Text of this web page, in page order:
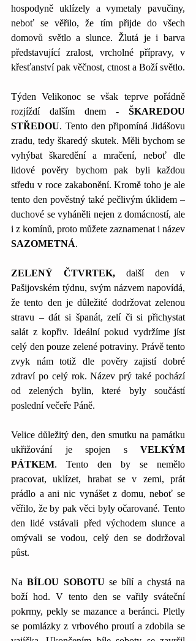
hospodyně uklízely a vymetaly pavučiny,
neboť se věřilo, že tím přijde do všech
domovů světlo a slunce. Žlutá je i barva
představující zralost, vrcholné přípravy, v
křesťanství pak věčnost, ctnost a Boží světlo.
Týden Velikonoc se však teprve pořádně
rozjíždí dalším dnem - ŠKAREDOU
STŘEDOU. Tento den připomíná Jidášovu
zradu, tedy škaredý skutek. Měli bychom se
vyhýbat škaredění a mračení, neboť dle
lidové pověry bychom pak byli každou
středu v roce zakabonění. Kromě toho je ale
tento den pověstný také pečlivým úklidem –
duchové se vyháněli nejen z domácností, ale
SAZOMETNÁ.
ZELENÝ ČTVRTEK, další den v
Pašijovském týdnu, svým názvem napovídá,
že tento den je důležité dodržovat zelenou
stravu – dát si španát, zelí či si přichystat
salát z kopřiv. Ideální pokud vydržíme jíst
celý den pouze zelené potraviny. Právě tento
zvyk nám totiž dle pověry zajistí dobré
zdraví po celý rok. Název prý také pochází
od zelených bylin, které byly součástí
poslední večeře Páně.
Velice důležitý den, den smutku na památku
ukřižování je spojen s VELKÝM
PÁTKEM. Tento den by se nemělo
pracovat, uklízet, hrabat se v zemi, prát
prádlo a ani nic vynášet z domu, neboť se
věřilo, že by pak věci byly očarované. Tento
den lidé vstávali před východem slunce a
omývali se vodou, celý den se dodržoval
půst.
Na BÍLOU SOBOTU se bílí a chystá na
boží hod. V tento den se vařily sváteční
pokrmy, pekly se mazance a beránci. Pletly
se pomlázky z vrbového proutí a zdobila se